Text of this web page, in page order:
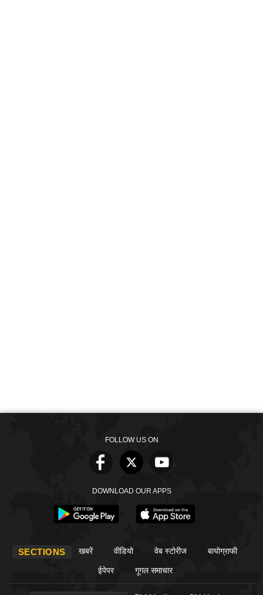
FOLLOW US ON
DOWNLOAD OUR APPS
SECTIONS खबरें वीडियो वेब स्टोरीज बायोग्राफी
ईपेपर गूगल समाचार